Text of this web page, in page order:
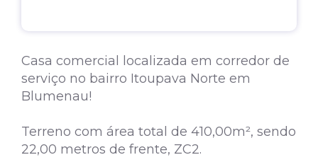
Casa comercial localizada em corredor de
serviço no bairro Itoupava Norte em
Blumenau!
Terreno com área total de 410,00m², sendo
22,00 metros de frente, ZC2.